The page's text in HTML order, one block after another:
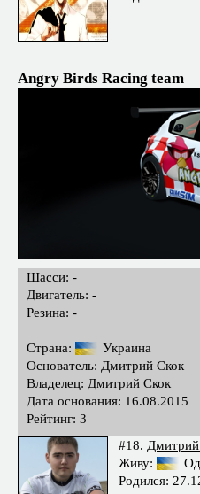
Angry Birds Racing team
Шасси: -
Двигатель: -
Резина: -
Страна:
Украина
Основатель: Дмитрий Скок
Владелец: Дмитрий Скок
Дата основания: 16.08.2015
Рейтинг: 3
#18.
Живу:
Родился: